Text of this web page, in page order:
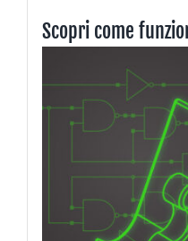
Scopri come